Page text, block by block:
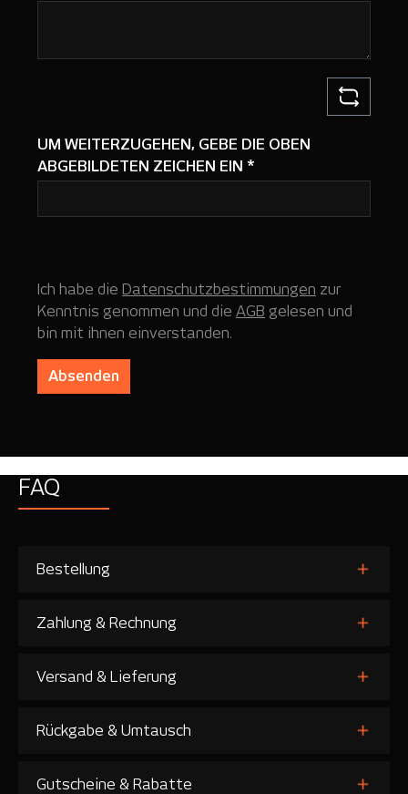
UM WEITERZUGEHEN, GEBE DIE OBEN
ABGEBILDETEN ZEICHEN EIN *
Ich habe die Datenschutzbestimmungen zur
Kenntnis genommen und die AGB gelesen und
bin mit ihnen einverstanden.
Absenden
FAQ
Bestellung
Zahlung & Rechnung
Versand & Lieferung
Rückgabe & Umtausch
Gutscheine & Rabatte